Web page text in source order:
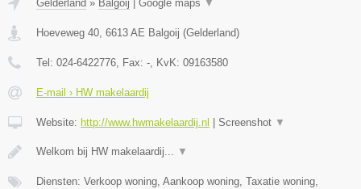
Gelderland » Balgoij Google maps ▼
Hoeveweg 40, 6613 AE Balgoij (Gelderland)
Tel: 024-6422776, Fax: -, KvK: 09163580
E-mail › HW makelaardij
Website: http://www.hwmakelaardij.nl Screenshot ▼
Welkom bij HW makelaardij... ▼
Diensten: Verkoop woning, Aankoop woning, Taxatie woning,